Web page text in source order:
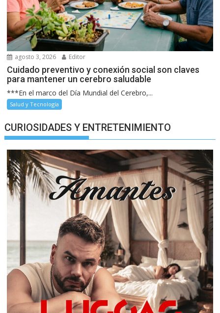
agosto 3, 2026 Editor
Cuidado preventivo y conexión social son claves
para mantener un cerebro saludable
***En el marco del Día Mundial del Cerebro,...
Salud y Tecnología
CURIOSIDADES Y ENTRETENIMIENTO